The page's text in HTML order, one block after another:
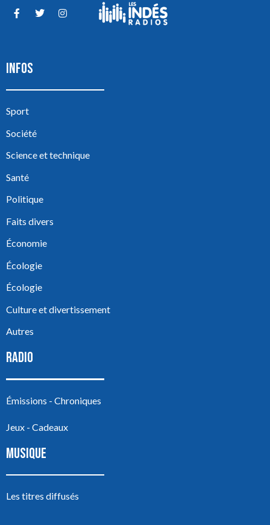
INFOS
Sport
Société
Science et technique
Santé
Politique
Faits divers
Économie
Écologie
Écologie
Culture et divertissement
Autres
RADIO
Émissions - Chroniques
Jeux - Cadeaux
MUSIQUE
Les titres diffusés